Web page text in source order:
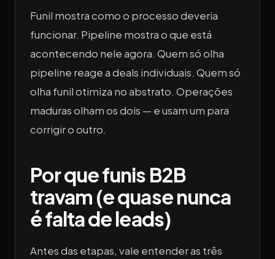
Funil mostra como o processo deveria
funcionar. Pipeline mostra o que está
acontecendo nele agora. Quem só olha
pipeline reage a deals individuais. Quem só
olha funil otimiza no abstrato. Operações
maduras olham os dois — e usam um para
corrigir o outro.
Por que funis B2B
travam (e quase nunca
é falta de leads)
Antes das etapas, vale entender as três